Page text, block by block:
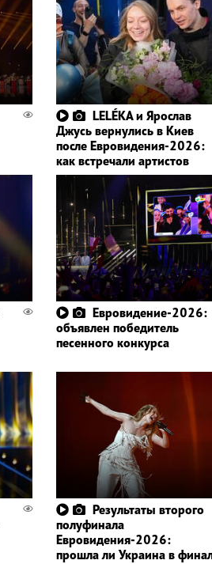
LELÉKA и Ярослав
Джусь вернулись в Киев
после Евровидения-2026:
как встречали артистов
Евровидение-2026:
объявлен победитель
песенного конкурса
Результаты второго
полуфинала
Евровидения-2026:
прошла ли Украина в